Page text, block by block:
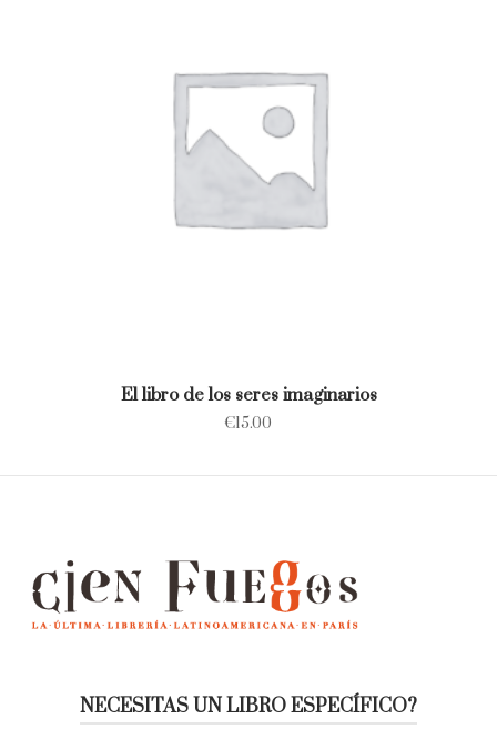
El libro de los seres imaginarios
€15.00
NECESITAS UN LIBRO ESPECÍFICO?